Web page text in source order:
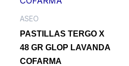
ASEO
PASTILLAS TERGO X
48 GR GLOP LAVANDA
COFARMA